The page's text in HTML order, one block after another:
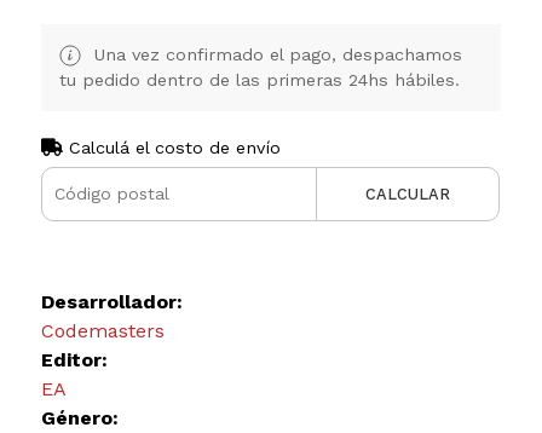
Una vez confirmado el pago, despachamos
tu pedido dentro de las primeras 24hs hábiles.
Calculá el costo de envío
CALCULAR
Desarrollador:
Codemasters
Editor:
EA
Género: